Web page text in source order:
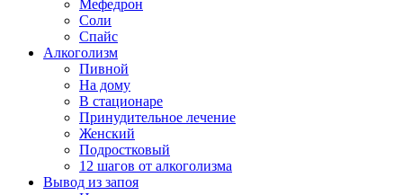
Мефедрон
Соли
Спайс
Алкоголизм
Пивной
На дому
В стационаре
Принудительное лечение
Женский
Подростковый
12 шагов от алкоголизма
Вывод из запоя